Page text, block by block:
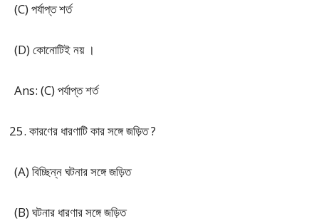
(C) পর্যাপ্ত শর্ত
(D) কোনোটিই নয় ।
Ans: (C) পর্যাপ্ত শর্ত
কারণের ধারণাটি কার সঙ্গে জড়িত ?
(A) বিচ্ছিন্ন ঘটনার সঙ্গে জড়িত
(B) ঘটনার ধারণার সঙ্গে জড়িত